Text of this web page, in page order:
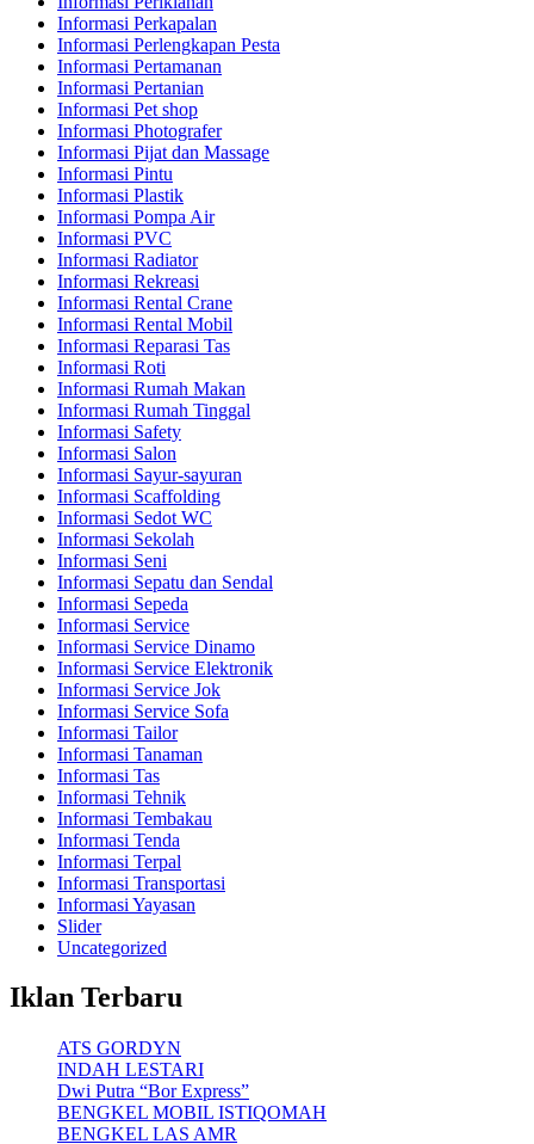
Informasi Perkapalan
Informasi Perlengkapan Pesta
Informasi Pertamanan
Informasi Pertanian
Informasi Pet shop
Informasi Photografer
Informasi Pijat dan Massage
Informasi Pintu
Informasi Plastik
Informasi Pompa Air
Informasi PVC
Informasi Radiator
Informasi Rekreasi
Informasi Rental Crane
Informasi Rental Mobil
Informasi Reparasi Tas
Informasi Roti
Informasi Rumah Makan
Informasi Rumah Tinggal
Informasi Safety
Informasi Salon
Informasi Sayur-sayuran
Informasi Scaffolding
Informasi Sedot WC
Informasi Sekolah
Informasi Seni
Informasi Sepatu dan Sendal
Informasi Sepeda
Informasi Service
Informasi Service Dinamo
Informasi Service Elektronik
Informasi Service Jok
Informasi Service Sofa
Informasi Tailor
Informasi Tanaman
Informasi Tas
Informasi Tehnik
Informasi Tembakau
Informasi Tenda
Informasi Terpal
Informasi Transportasi
Informasi Yayasan
Slider
Uncategorized
Iklan Terbaru
ATS GORDYN
INDAH LESTARI
Dwi Putra “Bor Express”
BENGKEL MOBIL ISTIQOMAH
BENGKEL LAS AMR